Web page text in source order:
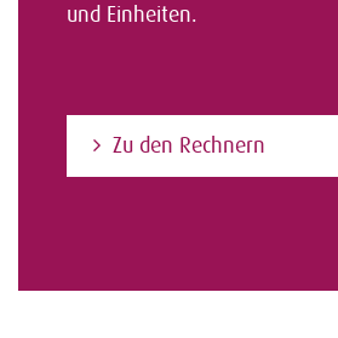
und Einheiten.
Zu den Rechnern